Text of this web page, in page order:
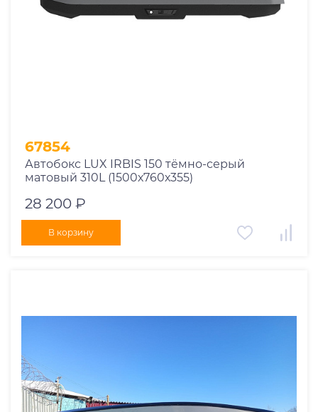
67854
Автобокс LUX IRBIS 150 тёмно-серый
матовый 310L (1500х760х355)
28 200 ₽
В корзину